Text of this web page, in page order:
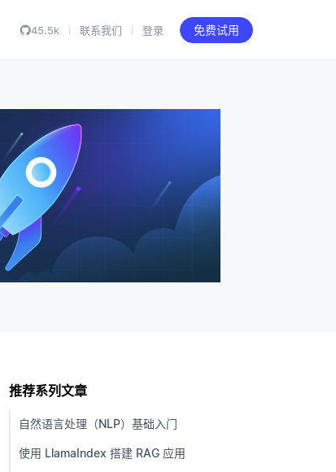
45.5k 联系我们 登录 免费试用
推荐系列文章
自然语言处理（NLP）基础入门
使用 LlamaIndex 搭建 RAG 应用